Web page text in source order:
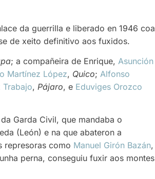
da guerrilla e liberado en 1946 coa
de xeito definitivo aos fuxidos.
; a compañeira de Enrique, Asunción
Martínez López, Quico; Alfonso
Trabajo, Pájaro, e Eduviges Orozco
Garda Civil, que mandaba o
(León) e na que abateron a
represoras como Manuel Girón Bazán,
perna, conseguiu fuxir aos montes